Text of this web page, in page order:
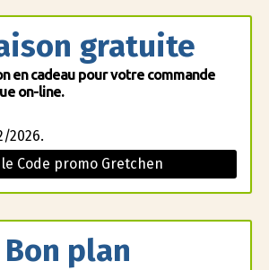
gratuite
en cadeau pour votre commande
on-line.
2026.
Code promo Gretchen
Bon plan